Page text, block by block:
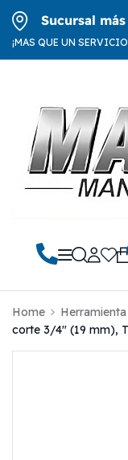
Sucursal
¡MAS QUE UN
Home Herramienta
corte 3/4″ (19 mm),